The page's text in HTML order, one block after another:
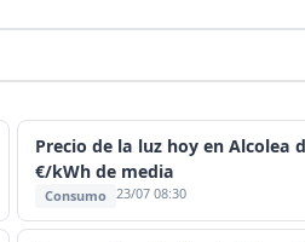
Precio de la luz hoy en Alcolea
€/kWh de media
Consumo 23/07 08:30